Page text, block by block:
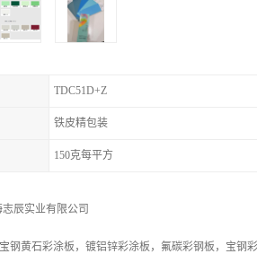
TDC51D+Z
铁皮精包装
150克每平方
辰实业有限公司
钢黄石彩涂板，镀铝锌彩涂板，氟碳彩钢板，宝钢